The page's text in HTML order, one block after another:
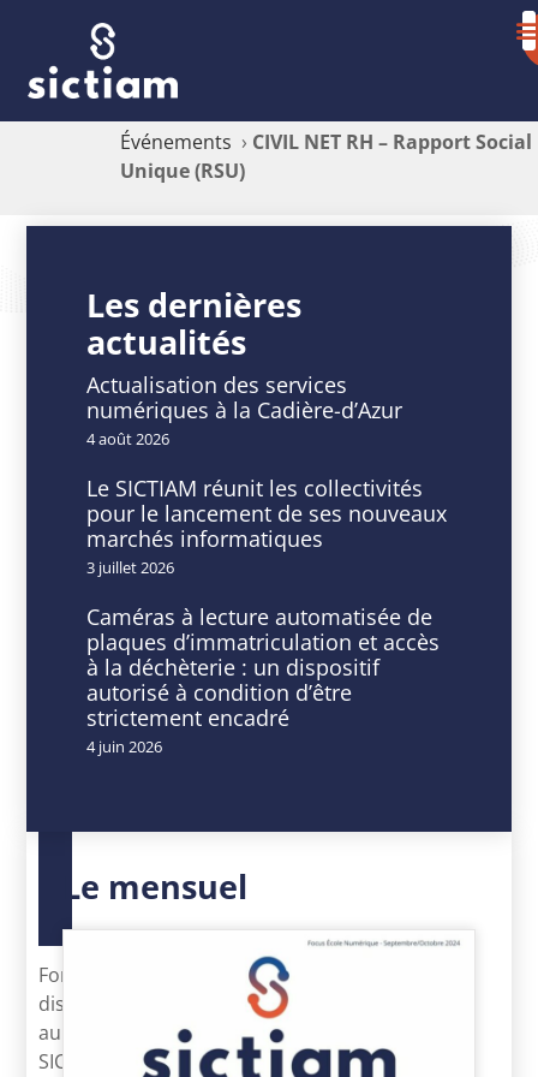
Événements › CIVIL NET RH – Rapport Social
Unique (RSU)
NET
RH
Rapport
Social
Unique
(RSU)
DATE
09
-
HEURE
9
h
30
Formation
dispensée
au
SICTIAM
Les dernières
actualités
Actualisation des services
numériques à la Cadière-d’Azur
4 août 2026
Le SICTIAM réunit les collectivités
pour le lancement de ses nouveaux
marchés informatiques
3 juillet 2026
Caméras à lecture automatisée de
plaques d’immatriculation et accès
à la déchèterie : un dispositif
autorisé à condition d’être
strictement encadré
4 juin 2026
Le mensuel